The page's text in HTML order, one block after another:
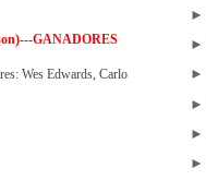
GANADORES
Wes Edwards, Carlo
►
►
►
►
►
►